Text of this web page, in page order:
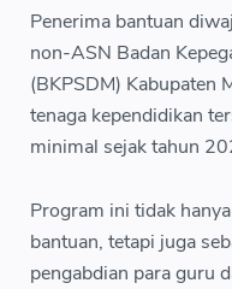
Penerima bantuan
non-ASN Badan
(BKPSDM) Kabupaten
tenaga kependidikan
minimal sejak tahun
Program ini tidak
bantuan, tetapi juga
pengabdian para guru